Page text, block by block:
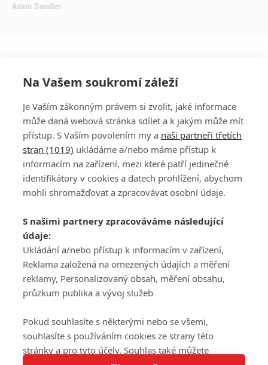
Tato stránka používá soubory cookies.
Adam Sandler
PŘIHLÁSIT
REGISTROVAT
DISKUZE
Šéfredaktorkou webu jePetr Slavík, e-mailserialy@fandimefilmu.cz
Máte-li zájem o inzerci na našem webu napište nám na e-mail
studio@koncal.com
Ochrana osobních údajů|Zásady používání cookies |Pravidla webu
Upravit nastavení soukromí
Na Vašem soukromí záleží
Je Vaším zákonným právem si zvolit, jaké informace
může daná webová stránka sdílet a k jakým může mít
přístup. S Vaším povolením my a naši partneři třetích
stran (1019) ukládáme a/nebo máme přístup k
informacím na zařízení, mezi které patří jedinečné
identifikátory v cookies a datech prohlížení, abychom
mohli shromažďovat a zpracovávat osobní údaje.
S našimi partnery zpracováváme následující
údaje:
Ukládání a/nebo přístup k informacím v zařízení,
Reklama založená na omezených údajích a měření
reklamy, Personalizovaný obsah, měření obsahu,
průzkum publika a vývoj služeb
Pokud souhlasíte s některými nebo se všemi,
souhlasíte s používáním cookies ze strany této
stránky a pro tyto účely. Souhlas také můžete